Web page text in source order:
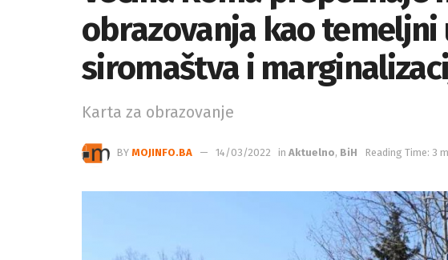
obrazovanja kao temeljni
siromaštva i
Karta za obrazovanje
BY MOJINFO.BA 14/03/2022 in Aktuelno, BiH Reading Time: 3